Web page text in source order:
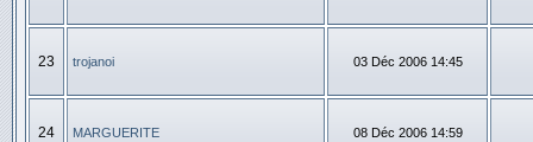
23 trojanoi 03 Déc 2006 14:45
24 MARGUERITE 08 Déc 2006 14:59